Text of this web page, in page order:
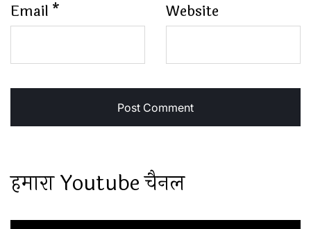
Email * Website
हमारा Youtube चैनल